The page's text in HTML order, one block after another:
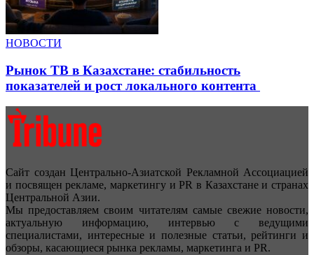
НОВОСТИ
Рынок ТВ в Казахстане: стабильность
показателей и рост локального контента
Сайт создан Центрально-Азиатской Рекламной Ассоциацией
и посвящен рекламе, маркетингу и PR в Казахстане и странах
Центральной Азии.
Мы предоставляем своим читателям самые свежие новости,
актуальную информацию, интервью с ведущими
специалистами, интересные и полезные статьи, рейтинги и
обзоры, касающиеся рынка рекламы, маркетинга и PR.